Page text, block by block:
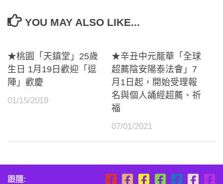
YOU MAY ALSO LIKE...
★桃園「天鎮堂」25歲
生日 1月19日歡迎「逗
陣」歡慶
01/15/2019
★辛丑中元龍華「全球
超薦陰安陽泰法會」7
月1日起，開始受理報
名與個人誦經超薦、祈
福
07/01/2021
跟隨: